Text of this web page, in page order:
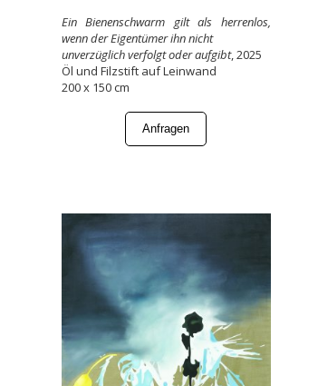
Ein Bienenschwarm gilt als herrenlos,
wenn der Eigentümer ihn nicht
unverzüglich verfolgt oder aufgibt, 2025
Öl und Filzstift auf Leinwand
200 x 150 cm
Anfragen